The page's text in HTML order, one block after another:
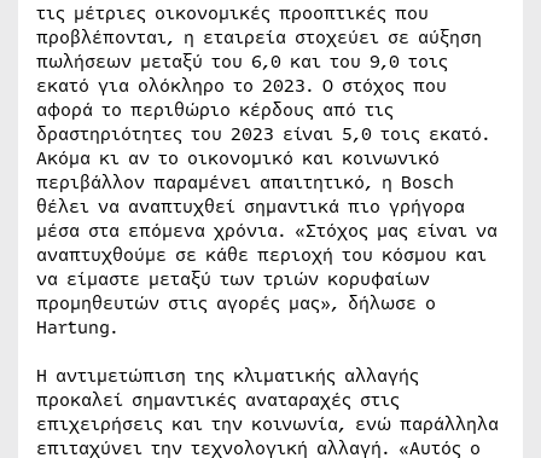
τις μέτριες οικονομικές προοπτικές που
προβλέπονται, η εταιρεία στοχεύει σε αύξηση
πωλήσεων μεταξύ του 6,0 και του 9,0 τοις
εκατό για ολόκληρο το 2023. Ο στόχος που
αφορά το περιθώριο κέρδους από τις
δραστηριότητες του 2023 είναι 5,0 τοις εκατό.
Ακόμα κι αν το οικονομικό και κοινωνικό
περιβάλλον παραμένει απαιτητικό, η Bosch
θέλει να αναπτυχθεί σημαντικά πιο γρήγορα
μέσα στα επόμενα χρόνια. «Στόχος μας είναι να
αναπτυχθούμε σε κάθε περιοχή του κόσμου και
να είμαστε μεταξύ των τριών κορυφαίων
προμηθευτών στις αγορές μας», δήλωσε ο
Hartung.
Η αντιμετώπιση της κλιματικής αλλαγής
προκαλεί σημαντικές αναταραχές στις
επιχειρήσεις και την κοινωνία, ενώ παράλληλα
επιταχύνει την τεχνολογική αλλαγή. «Αυτός ο